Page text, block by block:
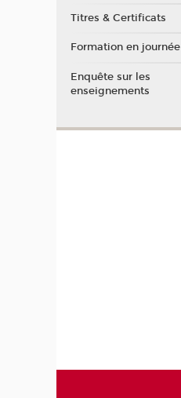
Titres & Certificats
Formation en journée
Enquête sur les
enseignements